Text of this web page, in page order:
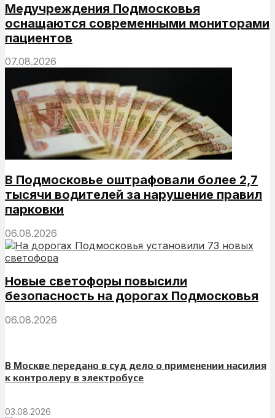
Медучреждения Подмосковья
оснащаются современными мониторами
пациентов
07.08.2026
В Подмосковье оштрафовали более 2,7
тысячи водителей за нарушение правил
парковки
06.08.2026
Новые светофоры повысили
безопасность на дорогах Подмосковья
06.08.2026
В Москве передано в суд дело о применении насилия
к контролеру в электробусе
03.08.2026